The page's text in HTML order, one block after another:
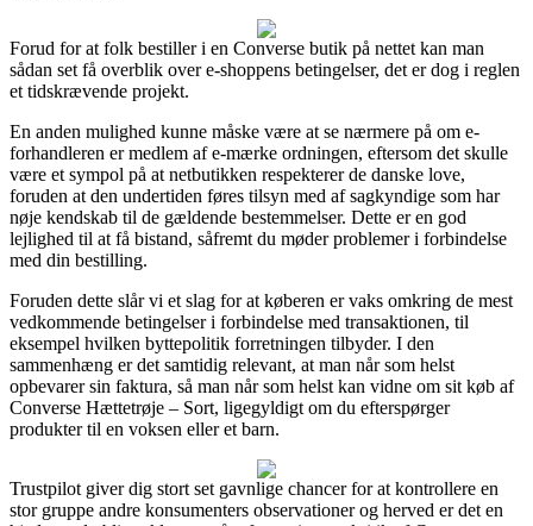
Forud for at folk bestiller i en Converse butik på nettet kan man
sådan set få overblik over e-shoppens betingelser, det er dog i reglen
et tidskrævende projekt.
En anden mulighed kunne måske være at se nærmere på om e-
forhandleren er medlem af e-mærke ordningen, eftersom det skulle
være et sympol på at netbutikken respekterer de danske love,
foruden at den undertiden føres tilsyn med af sagkyndige som har
nøje kendskab til de gældende bestemmelser. Dette er en god
lejlighed til at få bistand, såfremt du møder problemer i forbindelse
med din bestilling.
Foruden dette slår vi et slag for at køberen er vaks omkring de mest
vedkommende betingelser i forbindelse med transaktionen, til
eksempel hvilken byttepolitik forretningen tilbyder. I den
sammenhæng er det samtidig relevant, at man når som helst
opbevarer sin faktura, så man når som helst kan vidne om sit køb af
Converse Hættetrøje – Sort, ligegyldigt om du efterspørger
produkter til en voksen eller et barn.
Trustpilot giver dig stort set gavnlige chancer for at kontrollere en
stor gruppe andre konsumenters observationer og herved er det en